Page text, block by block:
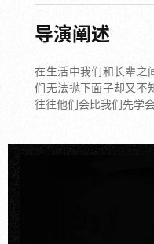
导演阐述
在生活中我们和长辈之
们无法抛下面子却又不
往往他们会比我们先学会